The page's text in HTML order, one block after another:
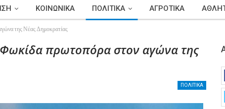
ΚΟΙΝΩΝΙΚΑ ΠΟΛΙΤΙΚΑ ΑΓΡΟΤΙΚΑ
της Νέας Δημοκρατίας
Φωκίδα πρωτοπόρα στον αγώνα της
ΠΟΛΙΤΙΚΑ